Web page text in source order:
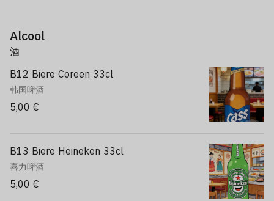
Alcool
酒
B12 Biere Coreen 33cl
韩国啤酒
5,00 €
B13 Biere Heineken 33cl
喜力啤酒
5,00 €